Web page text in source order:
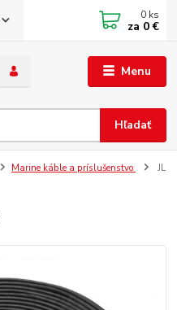
Menu
Hľadať
0 ks
za 0 €
Marine káble a príslušenstvo
JL